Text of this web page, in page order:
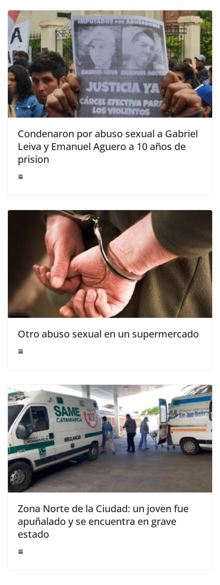
Condenaron por abuso sexual a Gabriel
Leiva y Emanuel Aguero a 10 años de
prision
Otro abuso sexual en un supermercado
Zona Norte de la Ciudad: un joven fue
apuñalado y se encuentra en grave
estado